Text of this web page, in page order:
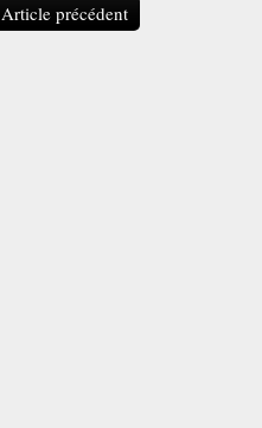
Article précédent